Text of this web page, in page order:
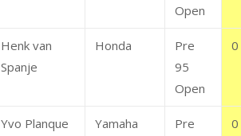
Open
Henk van
Spanje
Honda
Pre
95
Open
0
Yvo Planque Yamaha
Pre
0